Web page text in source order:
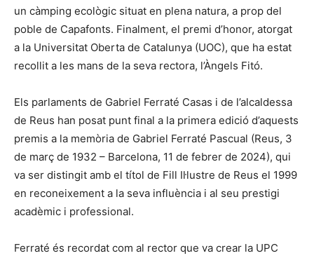
un càmping ecològic situat en plena natura, a prop del
poble de Capafonts. Finalment, el premi d’honor, atorgat
a la Universitat Oberta de Catalunya (UOC), que ha estat
recollit a les mans de la seva rectora, l’Àngels Fitó.
Els parlaments de Gabriel Ferraté Casas i de l’alcaldessa
de Reus han posat punt final a la primera edició d’aquests
premis a la memòria de Gabriel Ferraté Pascual (Reus, 3
de març de 1932 – Barcelona, 11 de febrer de 2024), qui
va ser distingit amb el títol de Fill Il·lustre de Reus el 1999
en reconeixement a la seva influència i al seu prestigi
acadèmic i professional.
Ferraté és recordat com al rector que va crear la UPC